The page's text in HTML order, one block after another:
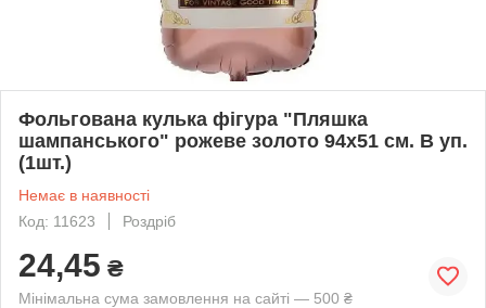
Фольгована кулька фігура "Пляшка
шампанського" рожеве золото 94х51 см. В уп.
(1шт.)
Немає в наявності
Код: 11623
Роздріб
24,45 ₴
Мінімальна сума замовлення на сайті — 500 ₴